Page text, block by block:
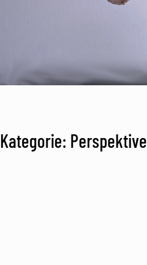
Kategorie: Perspektive